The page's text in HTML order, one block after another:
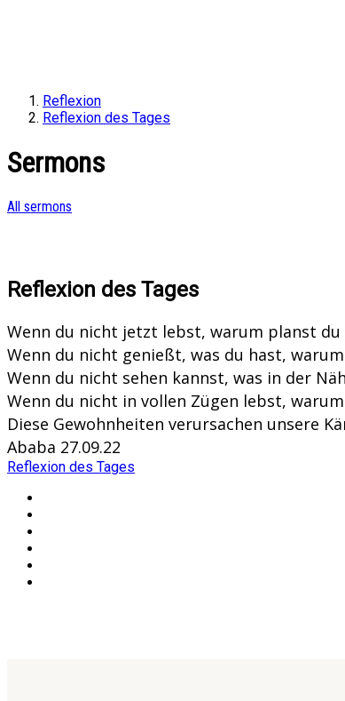
Reflexion
Reflexion des Tages
Sermons
All sermons
Reflexion des Tages
Wenn du nicht jetzt lebst, warum planst du
Wenn du nicht genießt, was du hast,
Wenn du nicht sehen kannst, was in der
Wenn du nicht in vollen Zügen lebst,
Diese Gewohnheiten verursachen unsere
Ababa 27.09.22
Reflexion des Tages